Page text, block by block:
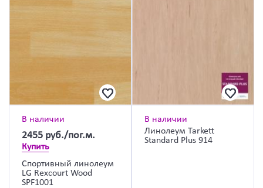
В наличии
2455 руб./пог.м.
Купить
Спортивный линолеум
LG Rexcourt Wood
SPF1001
В наличии
Линолеум Tarkett
Standard Plus 914